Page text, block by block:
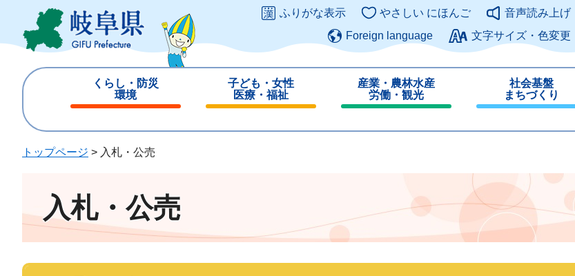
ジ
ュ
このページの本文へ
ふりがな表示 やさしい にほんご
音声読み上げ
Foreign language
文字サイズ・色変更
くらし・防災
環境
じ
子ども・女性
医療・福祉
じ
産業・農林水産
労働・観光
じ
社会基盤
まちづくり
じ
トップページ > 入札・公売
入札・公売